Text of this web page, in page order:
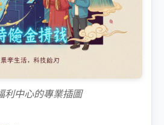
利中心的專業插圖